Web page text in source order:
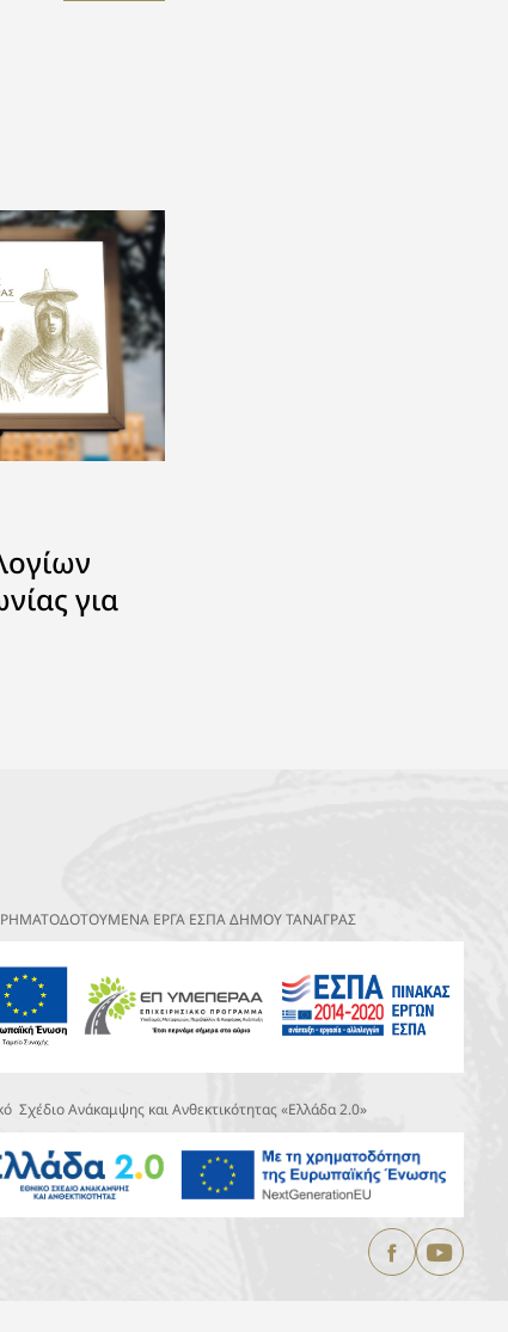
για
ΕΡΓΑ ΕΣΠΑ ΔΗΜΟΥ ΤΑΝΑΓΡΑΣ
Σχέδιο Ανάκαμψης και Ανθεκτικότητας «Ελλάδα 2.0»